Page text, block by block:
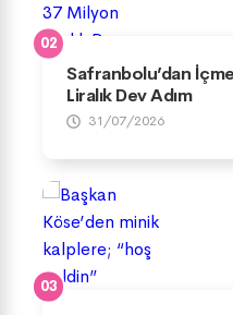
Safranbolu’dan
Liralık Dev Adım
31/07/2026